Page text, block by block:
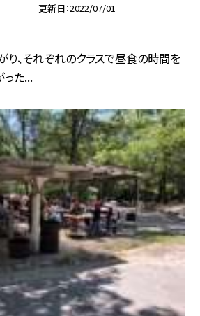
更新日 2022/07/01
り、それぞれのクラスで昼食の時間を
った...